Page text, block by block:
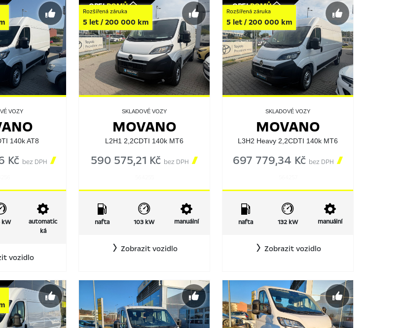
VOZY
140k AT8
Kč bez DPH 
kW
automatic
ká
vozidlo
OPELDOMŮ
Rozšířená záruka
5 let / 200 000 km
SKLADOVÉ VOZY
MOVANO
L2H1 2,2CDTI 140k MT6
590 575,21 Kč bez DPH 
nafta 103 kW manuální
Zobrazit vozidlo
OPELDOMŮ
Rozšířená záruka
5 let / 200 000 km
SKLADOVÉ VOZY
MOVANO
L3H2 Heavy 2,2CDTI 140k MT6
697 779,34 Kč bez DPH 
nafta 132 kW manuální
Zobrazit vozidlo